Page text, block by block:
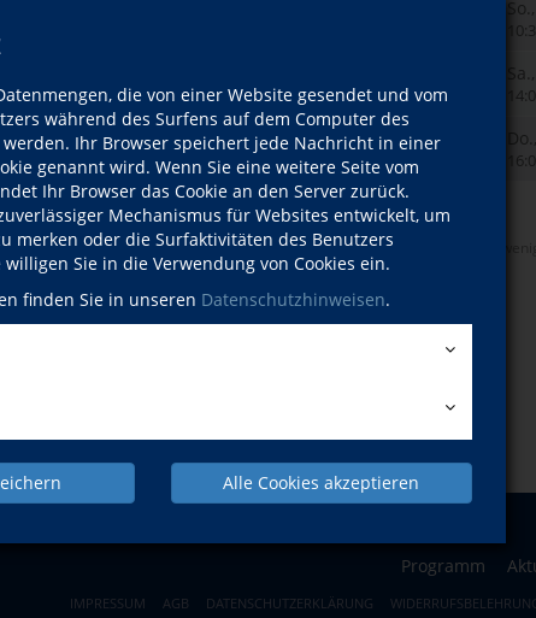
die von einer Website gesendet und vom
während des Surfens auf dem Computer des
Ihr Browser speichert jede Nachricht in einer
genannt wird. Wenn Sie eine weitere Seite vom
Ihr Browser das Cookie an den Server zurück.
Mechanismus für Websites entwickelt, um
merken oder die Surfaktivitäten des Benutzers
Sie in die Verwendung von Cookies ein.
finden Sie in unseren Datenschutzhinweisen.
Alle Cookies akzeptieren
Hände für Kinder von 8 bis 12 Jahren
Programm
IMPRESSUM AGB DATENSCHUTZERKLÄRUNG